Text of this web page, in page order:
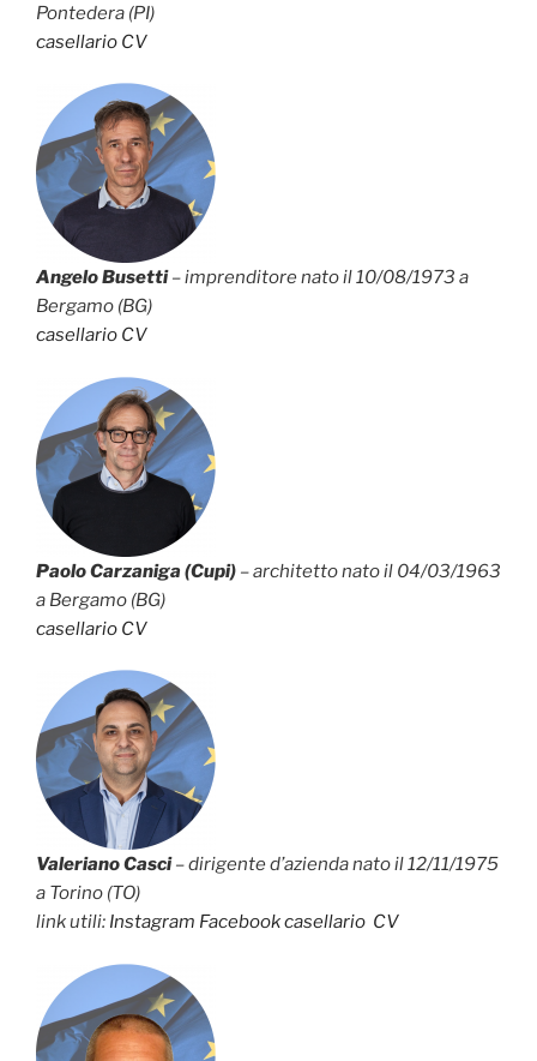
Pontedera (PI)
casellario CV
Angelo Busetti– imprenditore nato il 10/08/1973 a
Bergamo (BG)
casellario CV
Paolo Carzaniga (Cupi) – architetto nato il 04/03/1963
a Bergamo (BG)
casellario CV
Valeriano Casci– dirigente d’azienda nato il 12/11/1975
a Torino (TO)
link utili: Instagram Facebookcasellario CV